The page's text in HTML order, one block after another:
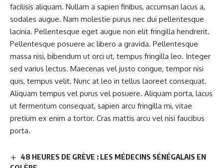
facilisis aliquam. Nullam a sapien finibus, accumsan lacus a,
sodales augue. Nam molestie purus nec dui pellentesque
lacinia. Pellentesque eget augue non elit fringilla hendrerit.
Pellentesque posuere ac libero a gravida. Pellentesque
massa nisi, bibendum ut orci ut, tempus fringilla leo. Integer
sed varius lectus. Maecenas vel justo congue, tempor nisi
quis, tempus velit. Nunc at leo in tellus laoreet consequat.
Aliquam tempus vel purus vel posuere. Aliquam porta, lacus
ut fermentum consequat, sapien arcu fringilla mi, vitae
pretium ex enim a tortor. Cras mattis arcu vel nisi faucibus
porta.
48 HEURES DE GRÈVE : LES MÉDECINS SÉNÉGALAIS EN